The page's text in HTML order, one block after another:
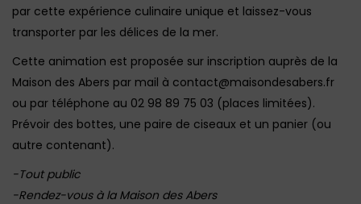
par cette expérience culinaire unique et laissez-vous
transporter par les délices de la mer.
Cette animation est proposée sur inscription auprès de la
Maison des Abers par mail à contact@maisondesabers.fr
ou par téléphone au 02 98 89 75 03 (places limitées).
Prévoir des bottes, une paire de ciseaux et un panier (ou
autre contenant).
-Tout public
-Rendez-vous à la Maison des Abers